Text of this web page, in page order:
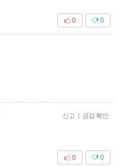
0
0
신고 | 공감 확인
0
0